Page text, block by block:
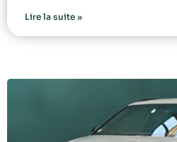
Lire la suite »